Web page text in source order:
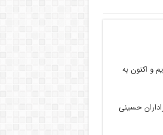
کردیم و اکنون به
حسینی